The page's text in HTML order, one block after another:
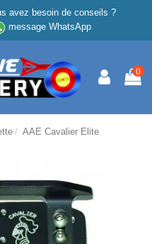
avez besoin de conseils ?
message WhatsApp
0
AAE Cavalier Elite